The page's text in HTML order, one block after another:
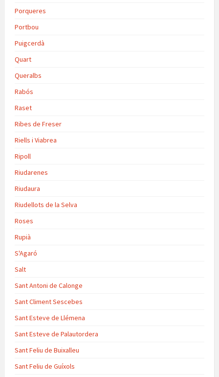
Porqueres
Portbou
Puigcerdà
Quart
Queralbs
Rabós
Raset
Ribes de Freser
Riells i Viabrea
Ripoll
Riudarenes
Riudaura
Riudellots de la Selva
Roses
Rupià
S'Agaró
Salt
Sant Antoni de Calonge
Sant Climent Sescebes
Sant Esteve de Llémena
Sant Esteve de Palautordera
Sant Feliu de Buixalleu
Sant Feliu de Guíxols